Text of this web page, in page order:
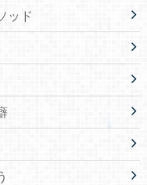
ッド